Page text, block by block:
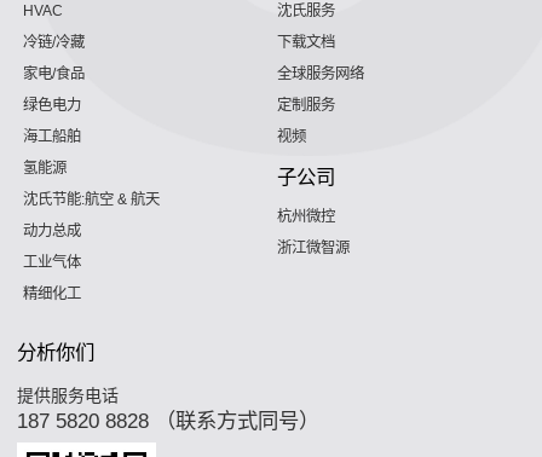
HVAC
冷链/冷藏
家电/食品
绿色电力
海工船舶
氢能源
沈氏节能:航空 & 航天
动力总成
工业气体
精细化工
沈氏服务
下载文档
全球服务网络
定制服务
视频
子公司
杭州微控
浙江微智源
分析你们
提供服务电话
187 5820 8828 （联系方式同号）